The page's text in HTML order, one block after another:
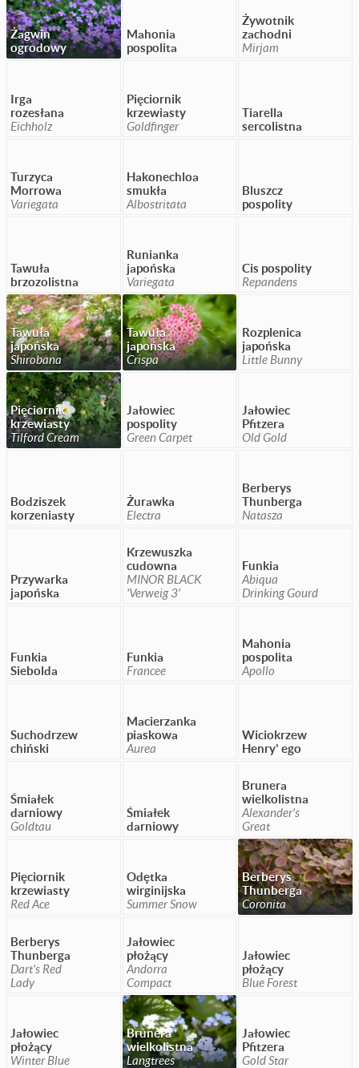
Żagwin
ogrodowy
Mahonia
pospolita
Żywotnik
zachodni
Mirjam
Irga
rozesłana
Eichholz
Pięciornik
krzewiasty
Goldfinger
Tiarella
sercolistna
Turzyca
Morrowa
Variegata
Hakonechloa
smukła
Albostritata
Bluszcz
pospolity
Tawuła
brzozolistna
Runianka
japońska
Variegata
Cis pospolity
Repandens
Tawuła
japońska
Shirobana
Tawuła
japońska
Crispa
Rozplenica
japońska
Little Bunny
Pięciornik
krzewiasty
Tilford Cream
Jałowiec
pospolity
Green Carpet
Jałowiec
Pfitzera
Old Gold
Bodziszek
korzeniasty
Żurawka
Electra
Berberys
Thunberga
Natasza
Przywarka
japońska
Krzewuszka
cudowna
MINOR BLACK
'Verweig 3'
Funkia
Abiqua
Drinking Gourd
Funkia
Siebolda
Funkia
Francee
Mahonia
pospolita
Apollo
Suchodrzew
chiński
Macierzanka
piaskowa
Aurea
Wiciokrzew
Henry' ego
Śmiałek
darniowy
Goldtau
Śmiałek
darniowy
Brunera
wielkolistna
Alexander's
Great
Pięciornik
krzewiasty
Red Ace
Odętka
wirginijska
Summer Snow
Berberys
Thunberga
Coronita
Berberys
Thunberga
Dart's Red
Lady
Jałowiec
płożący
Andorra
Compact
Jałowiec
płożący
Blue Forest
Jałowiec
płożący
Winter Blue
Brunera
wielkolistna
Langtrees
Jałowiec
Pfitzera
Gold Star